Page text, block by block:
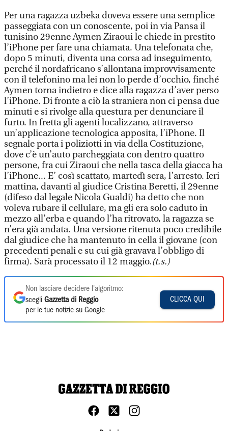
Per una ragazza uzbeka doveva essere una semplice
passeggiata con un conoscente, poi in via Pansa il
tunisino 29enne Aymen Ziraoui le chiede in prestito
l’iPhone per fare una chiamata. Una telefonata che,
dopo 5 minuti, diventa una corsa ad inseguimento,
perché il nordafricano s’allontana improvvisamente
con il telefonino ma lei non lo perde d’occhio, finché
Aymen torna indietro e dice alla ragazza d’aver perso
l’iPhone. Di fronte a ciò la straniera non ci pensa due
minuti e si rivolge alla questura per denunciare il
furto. In fretta gli agenti localizzano, attraverso
un’applicazione tecnologica apposita, l’iPhone. Il
segnale porta i poliziotti in via della Costituzione,
dove c’è un’auto parcheggiata con dentro quattro
persone, fra cui Ziraoui che nella tasca della giacca ha
l’iPhone... E’ così scattato, martedì sera, l’arresto. Ieri
mattina, davanti al giudice Cristina Beretti, il 29enne
(difeso dal legale Nicola Gualdi) ha detto che non
voleva rubare il cellulare, ma gli era solo caduto in
mezzo all’erba e quando l’ha ritrovato, la ragazza se
n’era già andata. Una versione ritenuta poco credibile
dal giudice che ha mantenuto in cella il giovane (con
precedenti penali e su cui già gravava l’obbligo di
firma). Sarà processato il 12 maggio.(t.s.)
Non lasciare decidere l'algoritmo:
scegli Gazzetta di Reggio
per le tue notizie su Google
CLICCA QUI